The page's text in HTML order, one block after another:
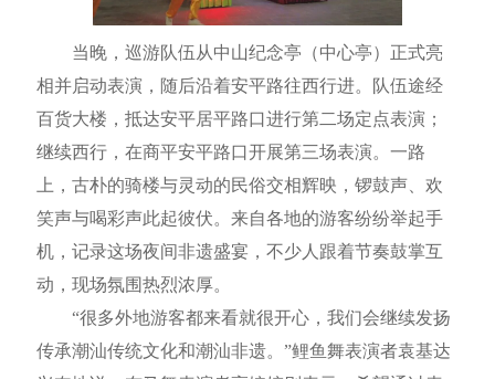
当晚，巡游队伍从中山纪念亭（中心亭）正式亮
相并启动表演，随后沿着安平路往西行进。队伍途经
百货大楼，抵达安平居平路口进行第二场定点表演；
继续西行，在商平安平路口开展第三场表演。一路
上，古朴的骑楼与灵动的民俗交相辉映，锣鼓声、欢
笑声与喝彩声此起彼伏。来自各地的游客纷纷举起手
机，记录这场夜间非遗盛宴，不少人跟着节奏鼓掌互
动，现场氛围热烈浓厚。
“很多外地游客都来看就很开心，我们会继续发扬
传承潮汕传统文化和潮汕非遗。”鲤鱼舞表演者袁基达